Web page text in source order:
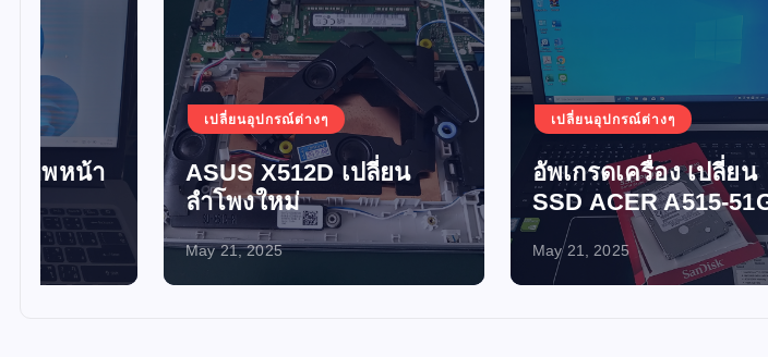
เปลี่ยนอุปกรณ์ต่างๆ
ASUS X512D เปลี่ยน
ลำโพงใหม่
May 21, 2025
เปลี่ยนอุปกรณ์ต่างๆ
อัพเกรดเครื่อง เปลี่ยน
SSD ACER A515-51G
May 21, 2025